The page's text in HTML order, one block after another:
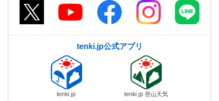
tenki.jp公式アプリ
tenki.jp tenki.jp 登山天気